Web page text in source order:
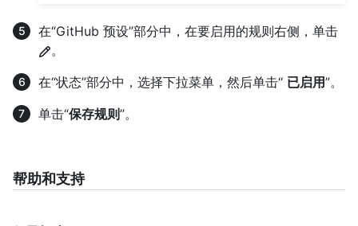
在“GitHub 预设”部分中，在要启用的规则右侧，单击
。
在“状态”部分中，选择下拉菜单，然后单击“ 已启用”。
单击“保存规则”。
帮助和支持